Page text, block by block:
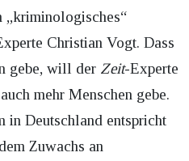
„kriminologisches“
Christian Vogt. Dass
gebe, will der Zeit-Experte
mehr Menschen gebe.
in Deutschland entspricht
Zuwachs an